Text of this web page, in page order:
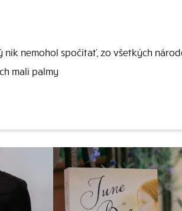
nemohol spočítať, zo všetkých
mali palmy